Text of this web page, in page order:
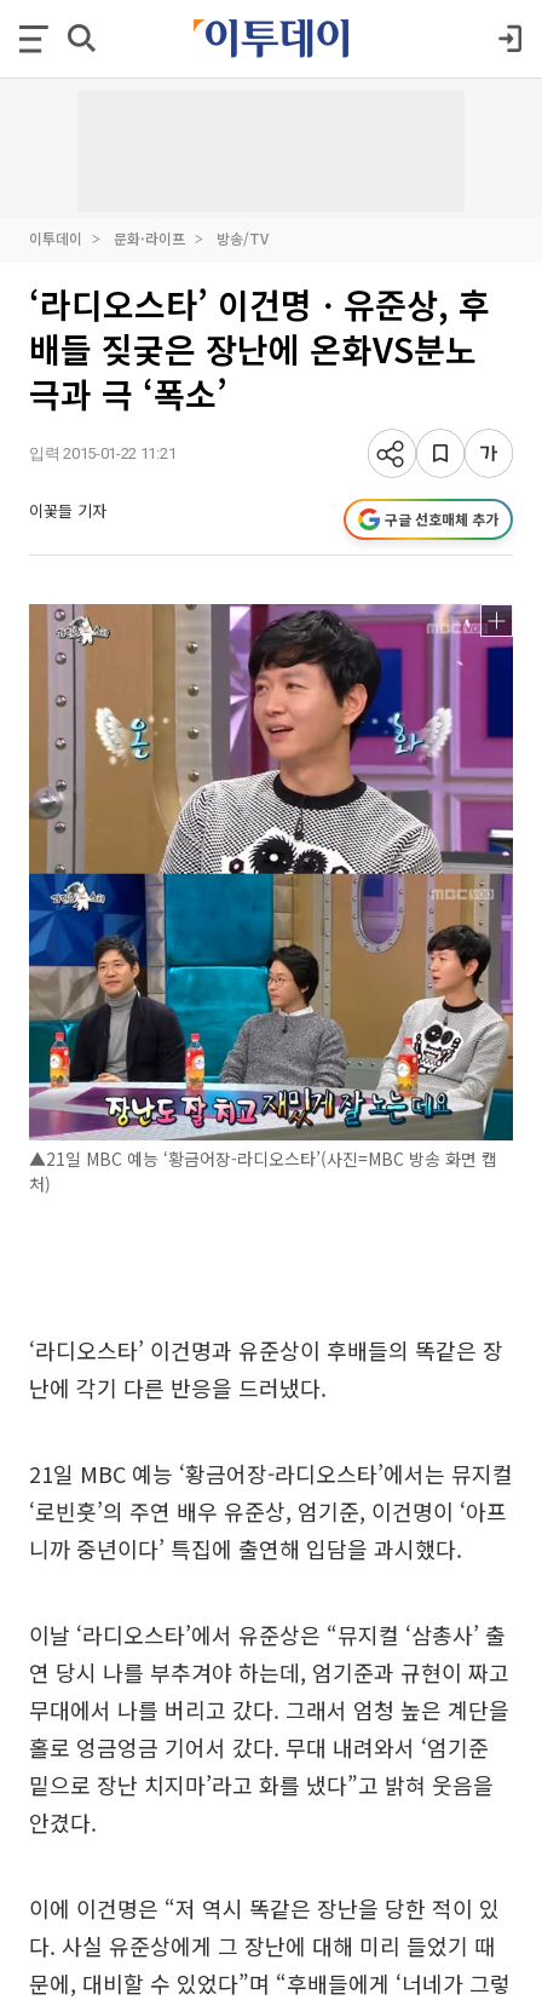
이투데이 문화·라이프 방송/TV
‘라디오스타’ 이건명ㆍ유준상, 후
배들 짖궂은 장난에 온화VS분노
극과 극 ‘폭소’
입력 2015-01-22 11:21
이꽃들 기자 구글 선호매체 추가
▲21일 MBC 예능 ‘황금어장-라디오스타’(사진=MBC 방송 화면 캡
처)
‘라디오스타’ 이건명과 유준상이 후배들의 똑같은 장
난에 각기 다른 반응을 드러냈다.
21일 MBC 예능 ‘황금어장-라디오스타’에서는 뮤지컬
‘로빈훗’의 주연 배우 유준상, 엄기준, 이건명이 ‘아프
니까 중년이다’ 특집에 출연해 입담을 과시했다.
이날 ‘라디오스타’에서 유준상은 “뮤지컬 ‘삼총사’ 출
연 당시 나를 부추겨야 하는데, 엄기준과 규현이 짜고
무대에서 나를 버리고 갔다. 그래서 엄청 높은 계단을
홀로 엉금엉금 기어서 갔다. 무대 내려와서 ‘엄기준
밑으로 장난 치지마’라고 화를 냈다”고 밝혀 웃음을
안겼다.
이에 이건명은 “저 역시 똑같은 장난을 당한 적이 있
다. 사실 유준상에게 그 장난에 대해 미리 들었기 때
문에, 대비할 수 있었다”며 “후배들에게 ‘너네가 그렇